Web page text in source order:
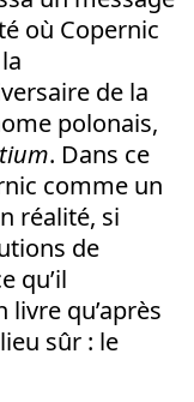
où Copernic
de la
polonais,
. Dans ce
comme un
réalité, si
de
qu’il
livre qu’après
sûr : le